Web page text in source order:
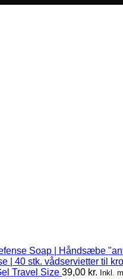
Soap | Håndsæbe
| 40 stk. vådservietter til
Travel Size 39,00 kr. Inkl.